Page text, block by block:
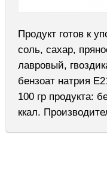
Продукт готов к
соль, сахар,
лавровый,
бензоат натрия
100 гр продукта:
ккал.